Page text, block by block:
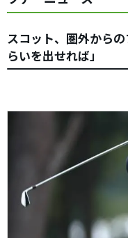
スコット、圏外から
らいを出せれば」